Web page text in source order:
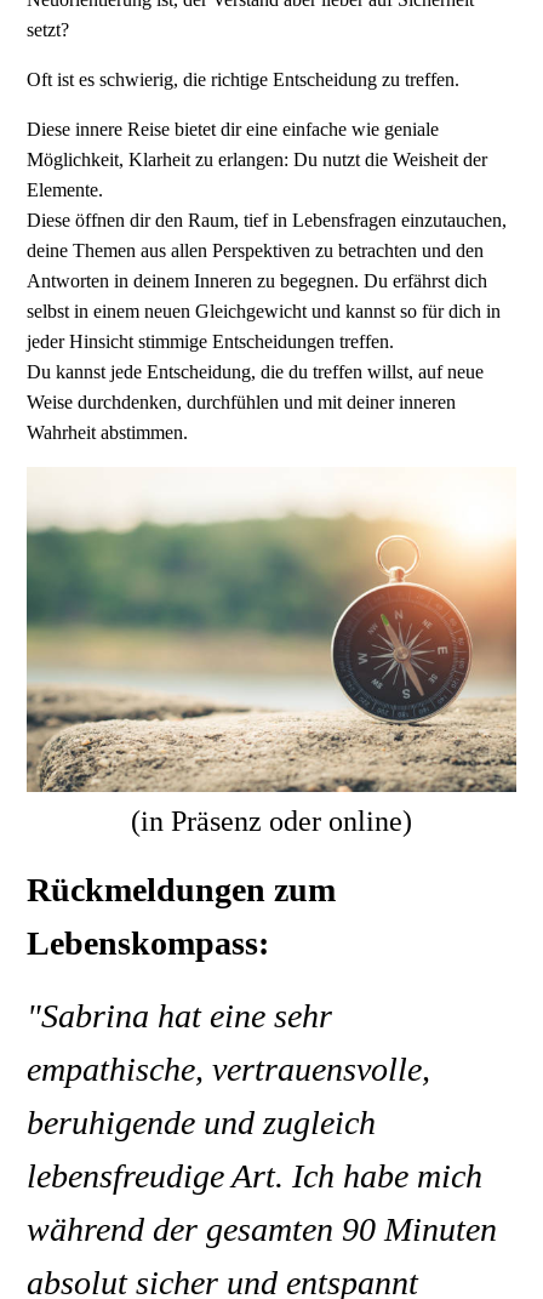
setzt?
Oft ist es schwierig, die richtige Entscheidung zu treffen.
Diese innere Reise bietet dir eine einfache wie geniale
Möglichkeit, Klarheit zu erlangen: Du nutzt die Weisheit der
Elemente.
Diese öffnen dir den Raum, tief in Lebensfragen einzutauchen,
deine Themen aus allen Perspektiven zu betrachten und den
Antworten in deinem Inneren zu begegnen. Du erfährst dich
selbst in einem neuen Gleichgewicht und kannst so für dich in
jeder Hinsicht stimmige Entscheidungen treffen.
Du kannst jede Entscheidung, die du treffen willst, auf neue
Weise durchdenken, durchfühlen und mit deiner inneren
Wahrheit abstimmen.
(in Präsenz oder online)
Rückmeldungen zum
Lebenskompass:
"Sabrina hat eine sehr
empathische, vertrauensvolle,
beruhigende und zugleich
lebensfreudige Art. Ich habe mich
während der gesamten 90 Minuten
absolut sicher und entspannt